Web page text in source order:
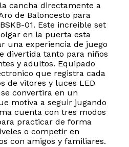
cancha directamente a
de Baloncesto para
01. Este increible set
en la puerta esta
una experiencia de juego
divertida tanto para niños
y adultos. Equipado
que registra cada
de vitores y luces LED
convertira en un
motiva a seguir jugando
cuenta con tres modos
practicar de forma
o competir en
con amigos y familiares.